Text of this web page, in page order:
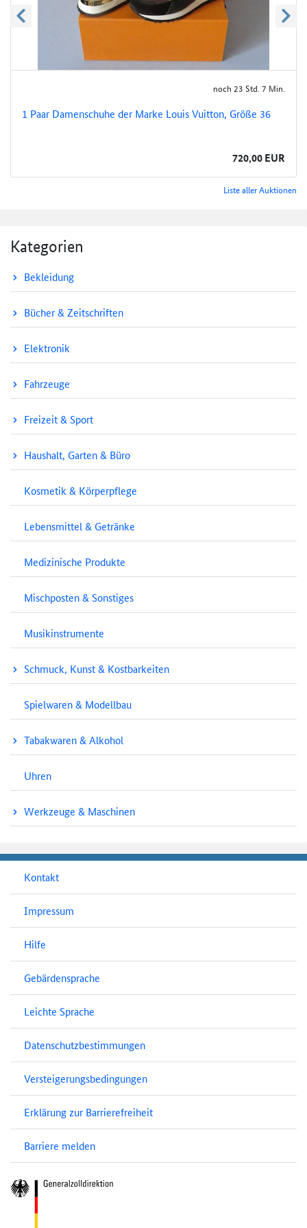
noch 23 Std. 7 Min.
1 Paar Damenschuhe der Marke Louis Vuitton, Größe 36
720,00 EUR
zurück blättern
Liste aller Auktionen
Kategorien
Bekleidung
Bücher & Zeitschriften
Elektronik
Fahrzeuge
Freizeit & Sport
Haushalt, Garten & Büro
Kosmetik & Körperpflege
Lebensmittel & Getränke
Medizinische Produkte
Mischposten & Sonstiges
Musikinstrumente
Schmuck, Kunst & Kostbarkeiten
Spielwaren & Modellbau
Tabakwaren & Alkohol
Uhren
Werkzeuge & Maschinen
Kontakt
Impressum
Hilfe
Gebärdensprache
Leichte Sprache
Datenschutzbestimmungen
Versteigerungsbedingungen
Erklärung zur Barrierefreiheit
Barriere melden